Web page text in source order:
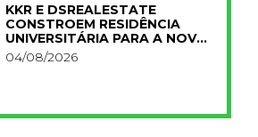
KKR E DSREALESTATE
CONSTROEM RESIDÊNCIA
UNIVERSITÁRIA PARA A NOVA
FCT
04/08/2026